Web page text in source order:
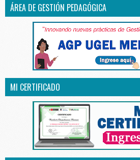
ÁREA DE GESTIÓN PEDAGÓGICA
MI CERTIFICADO